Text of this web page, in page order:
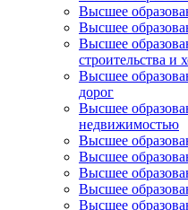
Высшее
Высшее
Высшее
строительства и
Высшее
дорог
Высшее
недвижимостью
Высшее
Высшее
Высшее
Высшее
Высшее